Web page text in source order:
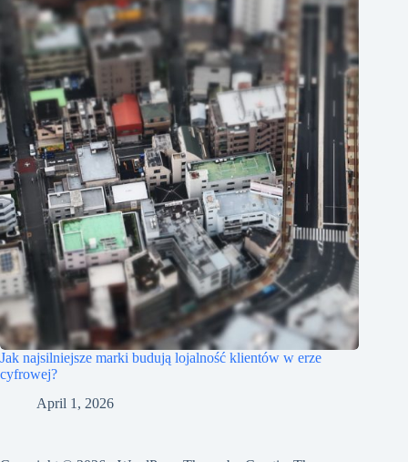
Jak najsilniejsze marki budują lojalność klientów w erze
cyfrowej?
April 1, 2026